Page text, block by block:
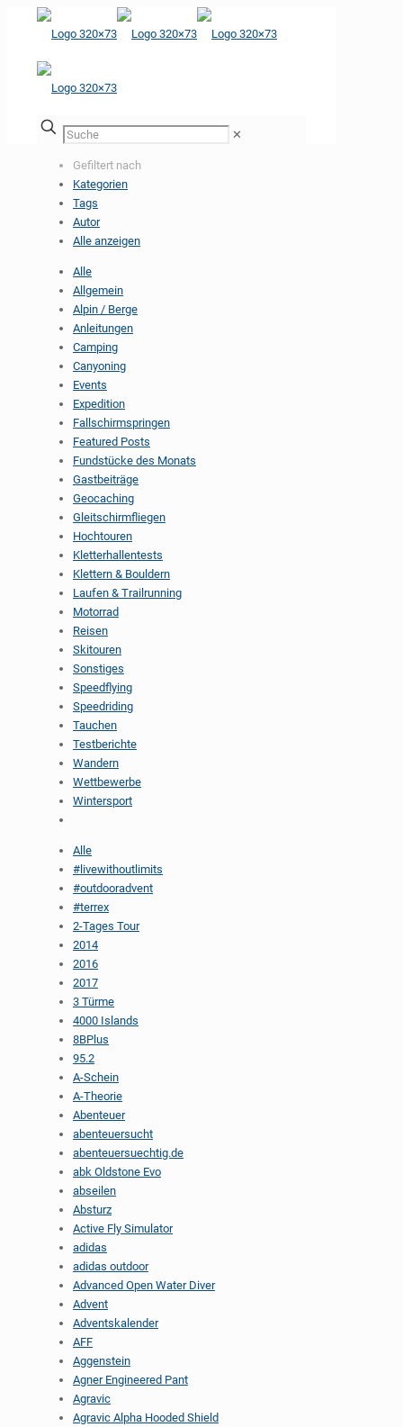
✕
Gefiltert nach
Kategorien
Tags
Autor
Alle anzeigen
Alle
Allgemein
Alpin / Berge
Anleitungen
Camping
Canyoning
Events
Expedition
Fallschirmspringen
Featured Posts
Fundstücke des Monats
Gastbeiträge
Geocaching
Gleitschirmfliegen
Hochtouren
Kletterhallentests
Klettern & Bouldern
Laufen & Trailrunning
Motorrad
Reisen
Skitouren
Sonstiges
Speedflying
Speedriding
Tauchen
Testberichte
Wandern
Wettbewerbe
Wintersport
Alle
#livewithoutlimits
#outdooradvent
#terrex
2-Tages Tour
2014
2016
2017
3 Türme
4000 Islands
8BPlus
95.2
A-Schein
A-Theorie
Abenteuer
abenteuersucht
abenteuersuechtig.de
abk Oldstone Evo
abseilen
Absturz
Active Fly Simulator
adidas
adidas outdoor
Advanced Open Water Diver
Advent
Adventskalender
AFF
Aggenstein
Agner Engineered Pant
Agravic
Agravic Alpha Hooded Shield